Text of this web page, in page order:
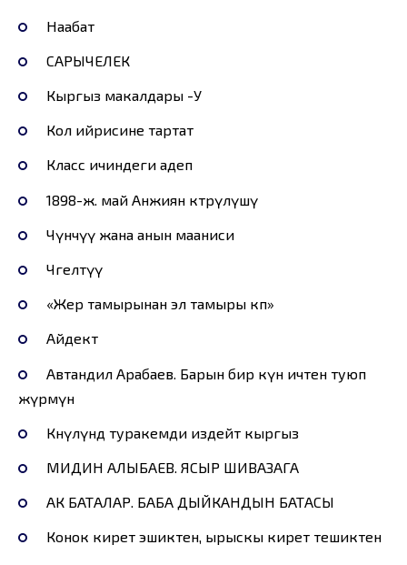
Наабат
САРЫЧЕЛЕК
Кыргыз макалдары -У
Кол ийрисине тартат
Класс ичиндеги адеп
1898-ж. май Анжиян көтөрүлүшү
Чүнчүү жана анын мааниси
Чөгелөтүү
«Жер тамырынан эл тамыры көп»
Айдектөө
Автандил Арабаев. Барын бир күн ичтен туюп
жүрөмүн
Көнүлүндө туракемди издейт кыргыз
МИДИН АЛЫБАЕВ. ЯСЫР ШИВАЗАГА
АК БАТАЛАР. БАБА ДЫЙКАНДЫН БАТАСЫ
Конок кирет эшиктен, ырыскы кирет тешиктен